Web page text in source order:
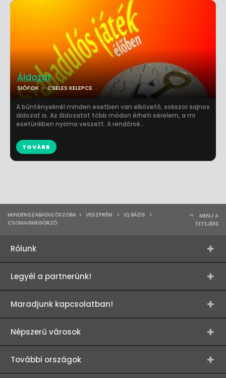
Áldozat
SIÓFOK CSELES KELEPCE
A bűntényeknél minden esetben van elkövető, sokszor sajnos
áldozat is. Az áldozatot több módon érheti sérelem, a mi
esetünkben nyoma veszett. A rendőrsé...
TOVÁBB
MINDENSZABADULÓSZOBA > VESZPRÉM > IQ BÁZIS
>
CSOMAGMEGÖRZŐ
MENJ A
TETEJÉRE
Rólunk
Legyél a partnerünk!
Maradjunk kapcsolatban!
Népszerű városok
További országok